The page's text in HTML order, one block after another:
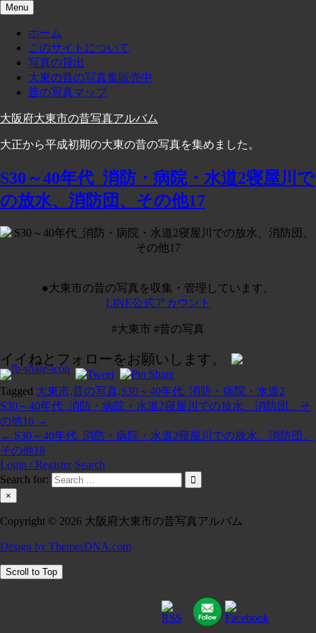
Skip
to
content
Menu
ホーム
このサイトについて
写真の貸出
大東の昔の写真集販売中
昔の写真マップ
大阪府大東市の昔写真アルバム
大正から平成初期の大東の昔の写真を集めました。
S30～40年代_消防・病院・水道2寝屋川で
の放水、消防団、その他17
●大東市の昔の写真を収集・管理しています。
LINE公式アカウント
#大東市 #昔の写真
イイねとフォローをお願いします。
Tagged 大東市,昔の写真,S30～40年代_消防・病院・水道2
投
稿
ナ
ビ
ゲ
ー
シ
ョ
S30～40年代_消防・病院・水道2寝屋川での放水、消防団、そ
の他16 →
← S30～40年代_消防・病院・水道2寝屋川での放水、消防団、
その他18
Login / Register Search
Search for:
×
Copyright © 2026 大阪府大東市の昔写真アルバム
Design by ThemesDNA.com
Scroll to Top